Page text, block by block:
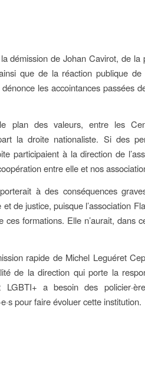
démission de Johan Cavirot, de la
que de la réaction publique de
les accointances passées
le plan des valeurs, entre les
la droite nationaliste. Si des
participaient à la direction de
entre elle et nos
à des conséquences
de justice, puisque l’association
formations. Elle n’aurait, dans
rapide de Michel Leguéret
de la direction qui porte la
a besoin des
pour faire évoluer cette institution.